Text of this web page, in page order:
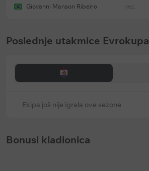
Giovanni Manson Ribeiro vez.
Poslednje utakmice Evrokupa
Ekipa još nije igrala ove sezone
Bonusi kladionica